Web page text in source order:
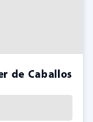
de Caballos